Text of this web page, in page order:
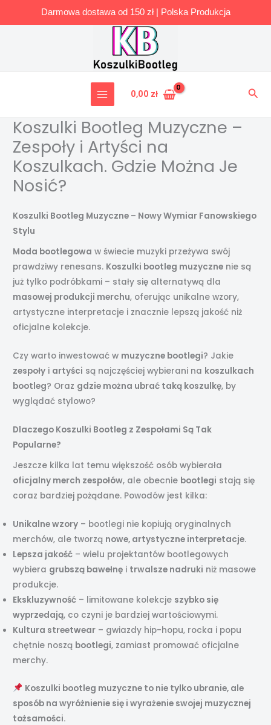
Darmowa dostawa od 150 zł | Polska Produkcja
0,00 zł
Koszulki Bootleg Muzyczne –
Zespoły i Artyści na
Koszulkach. Gdzie Można Je
Nosić?
Koszulki Bootleg Muzyczne – Nowy Wymiar Fanowskiego
Stylu
Moda bootlegowa w świecie muzyki przeżywa swój
prawdziwy renesans. Koszulki bootleg muzyczne nie są
już tylko podróbkami – stały się alternatywą dla
masowej produkcji merchu, oferując unikalne wzory,
artystyczne interpretacje i znacznie lepszą jakość niż
oficjalne kolekcje.
Czy warto inwestować w muzyczne bootlegi? Jakie
zespoły i artyści są najczęściej wybierani na koszulkach
bootleg? Oraz gdzie można ubrać taką koszulkę, by
wyglądać stylowo?
Dlaczego Koszulki Bootleg z Zespołami Są Tak
Popularne?
Jeszcze kilka lat temu większość osób wybierała
oficjalny merch zespołów, ale obecnie bootlegi stają się
coraz bardziej pożądane. Powodów jest kilka:
Unikalne wzory – bootlegi nie kopiują oryginalnych
merchów, ale tworzą nowe, artystyczne interpretacje.
Lepsza jakość – wielu projektantów bootlegowych
wybiera grubszą bawełnę i trwalsze nadruki niż masowe
produkcje.
Ekskluzywność – limitowane kolekcje szybko się
wyprzedają, co czyni je bardziej wartościowymi.
Kultura streetwear – gwiazdy hip-hopu, rocka i popu
chętnie noszą bootlegi, zamiast promować oficjalne
merchy.
Koszulki bootleg muzyczne to nie tylko ubranie, ale
sposób na wyróżnienie się i wyrażenie swojej muzycznej
tożsamości.